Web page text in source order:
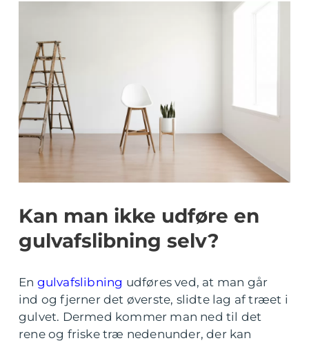
Kan man ikke udføre en
gulvafslibning selv?
En gulvafslibning udføres ved, at man går
ind og fjerner det øverste, slidte lag af træet i
gulvet. Dermed kommer man ned til det
rene og friske træ nedenunder, der kan